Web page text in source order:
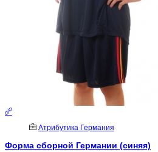
Атрибутика Германия
Форма сборной Германии (синяя)